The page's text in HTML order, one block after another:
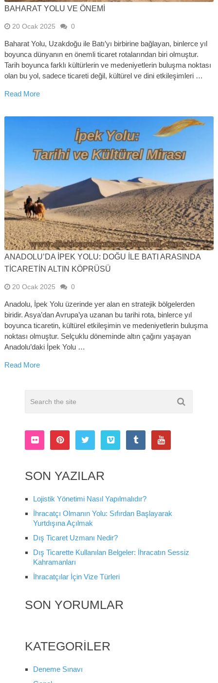
BAHARAT YOLU VE ÖNEMI
20 Ocak 2025 0
Baharat Yolu, Uzakdoğu ile Batı’yı birbirine bağlayan, binlerce yıl
boyunca dünyanın en önemli ticaret rotalarından biri olmuştur.
Tarih boyunca farklı kültürlerin ve medeniyetlerin buluşma noktası
olan bu yol, sadece ticareti değil, kültürel ve dini etkileşimleri …
Read More
ANADOLU’DA İPEK YOLU: DOĞU ILE BATI ARASINDA
TICARETIN ALTIN KÖPRÜSÜ
20 Ocak 2025 0
Anadolu, İpek Yolu üzerinde yer alan en stratejik bölgelerden
biridir. Asya’dan Avrupa’ya uzanan bu tarihi rota, binlerce yıl
boyunca ticaretin, kültürel etkileşimin ve medeniyetlerin buluşma
noktası olmuştur. Selçuklu döneminde altın çağını yaşayan
Anadolu’daki İpek Yolu …
Read More
SON YAZILAR
Lojistik Yönetimi Nasıl Yapılmalıdır?
İhracatçı Olmanın Yolu: Sıfırdan Başlayarak
Yurtdışına Açılmak
Dış Ticaret Uzmanı Nedir?
Dış Ticarette Kullanılan Belgeler: İhracatın Sessiz
Kahramanları
İhracatçılar İçin Vize Türleri
SON YORUMLAR
KATEGORILER
Deneme Sınavı